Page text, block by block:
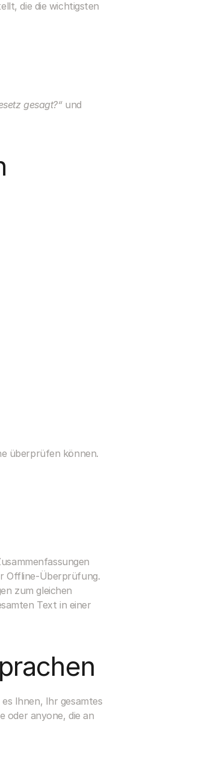
die die wichtigsten
gesagt?“ und
überprüfen können.
Offline-Überprüfung.
zum gleichen
Text in einer
Ihnen, Ihr gesamtes
oder anyone, die an